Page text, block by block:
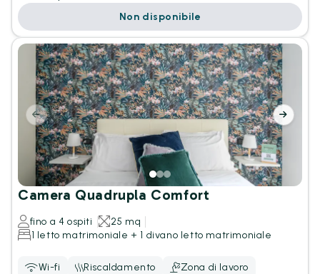
Non disponibile
Camera Quadrupla Comfort
fino a 4 ospiti
25 mq
1 letto matrimoniale + 1 divano letto matrimoniale
Wi-fi Riscaldamento
Zona di lavoro